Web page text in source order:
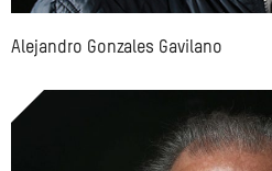
Alejandro Gonzales Gavilano